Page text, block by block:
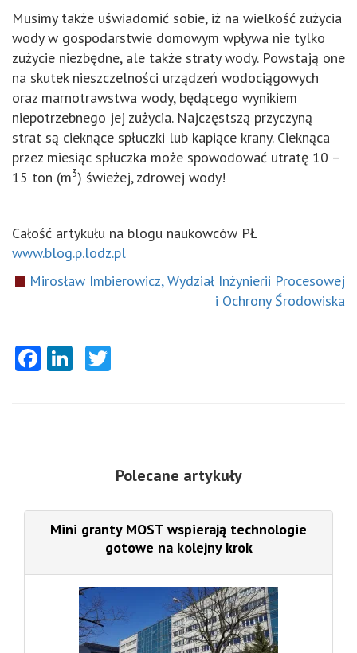
Musimy także uświadomić sobie, iż na wielkość zużycia
wody w gospodarstwie domowym wpływa nie tylko
zużycie niezbędne, ale także straty wody. Powstają one
na skutek nieszczelności urządzeń wodociągowych
oraz marnotrawstwa wody, będącego wynikiem
niepotrzebnego jej zużycia. Najczęstszą przyczyną
strat są cieknące spłuczki lub kapiące krany. Cieknąca
przez miesiąc spłuczka może spowodować utratę 10 –
15 ton (m3) świeżej, zdrowej wody!
Całość artykułu na blogu naukowców PŁ
www.blog.p.lodz.pl
Mirosław Imbierowicz, Wydział Inżynierii Procesowej
i Ochrony Środowiska
Facebook
LinkedIn
Polecane artykuły
Mini granty MOST wspierają technologie
gotowe na kolejny krok